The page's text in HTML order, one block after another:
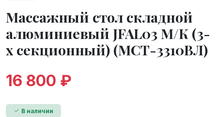
Массажный стол складной
алюминиевый JFAL03 М/К (3-
х секционный) (МСТ-3310ВЛ)
16 800 ₽
В наличии